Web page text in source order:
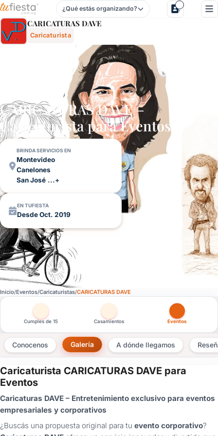
Caricaturas Dave - Caricaturista Para Fiestas Y Eventos
¿Qué estás organizando?
CARICATURAS DAVE
Caricaturista
CARICATURAS DAVE –
Caricaturista paraEventos
BRINDA SERVICIOS EN
Montevideo
Canelones
San José ...+
EN TUFIESTA
Desde Oct. 2019
Inicio Eventos Caricaturistas CARICATURAS DAVE
Otras versiones de esta ficha por tipo de festejo
Cumples de 15 Casamientos Eventos
Conocenos Galería A dónde llegamos
Caricaturista CARICATURAS DAVE para
Eventos
Caricaturas DAVE – Entretenimiento exclusivo para eventos
empresariales y corporativos
¿Buscás una propuesta original para tu evento corporativo?
×
Consultar
¿Ya
tenés
cuenta?